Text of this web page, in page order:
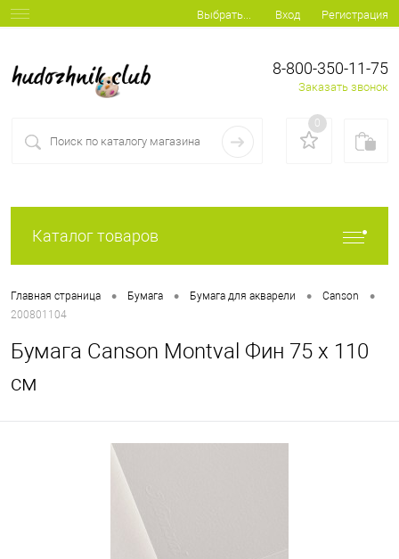
Выбрать... Вход Регистрация
8-800-350-11-75
Заказать звонок
0
Каталог товаров
Главная страница • Бумага • Бумага для акварели • Canson •
200801104
Бумага Canson Montval Фин 75 x 110
см